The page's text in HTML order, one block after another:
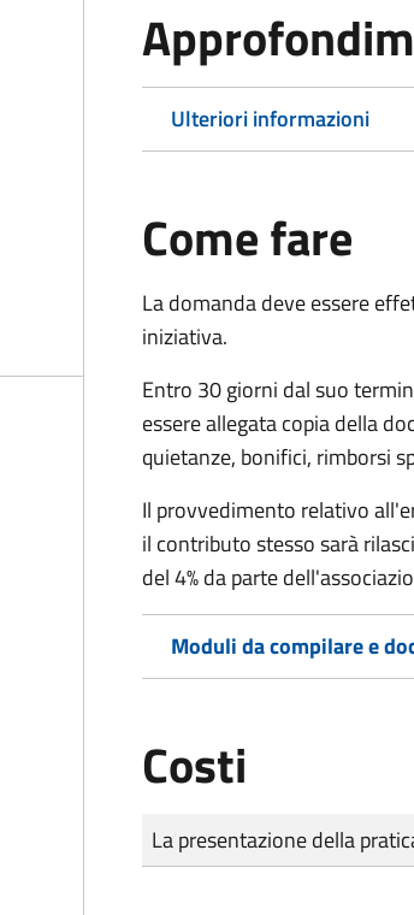
Ulteriori informazioni
Come fare
La domanda deve essere
iniziativa.
Entro 30 giorni dal suo
essere allegata copia della
quietanze, bonifici, rimborsi
Il provvedimento relativo
il contributo stesso sarà
del 4% da parte
Moduli da compilare e
Costi
Tipo di pagamento
Importo
La presentazione della